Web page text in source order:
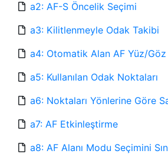
a2: AF-S Öncelik Seçimi
a3: Kilitlenmeyle Odak Takibi
a4: Otomatik Alan AF Yüz/Göz
a5: Kullanılan Odak Noktaları
a6: Noktaları Yönlerine Göre
a7: AF Etkinleştirme
a8: AF Alanı Modu Seçimini